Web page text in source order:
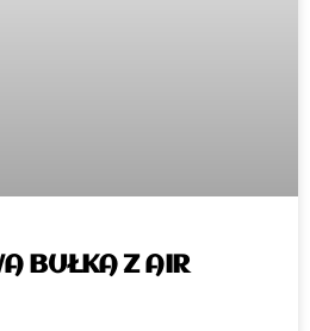
BUŁKA Z AIR